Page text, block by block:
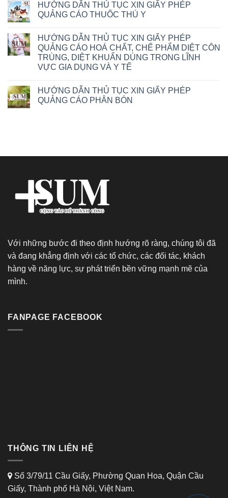
HƯỚNG DẪN THỦ TỤC XIN GIẤY PHÉP
QUẢNG CÁO THUỐC THÚ Y
HƯỚNG DẪN THỦ TỤC XIN GIẤY PHÉP
QUẢNG CÁO HOÁ CHẤT, CHẾ PHẨM DIỆT CÔN
TRÙNG, DIỆT KHUẨN DÙNG TRONG LĨNH
VỰC GIA DỤNG VÀ Y TẾ
HƯỚNG DẪN THỦ TỤC XIN GIẤY PHÉP
QUẢNG CÁO PHÂN BÓN
Với những bước đi theo định hướng rõ ràng, chúng tôi đã
và đang khẳng định với các tổ chức, các đối tác, khách
hàng về năng lực, sự phát triển bền vững mạnh mẽ của
mình.
FANPAGE FACEBOOK
THÔNG TIN LIÊN HỆ
Số 3/79/11 Cầu Giấy, Phường Quan Hoa, Quận Cầu
Giấy, Thành phố Hà Nội, Việt Nam.